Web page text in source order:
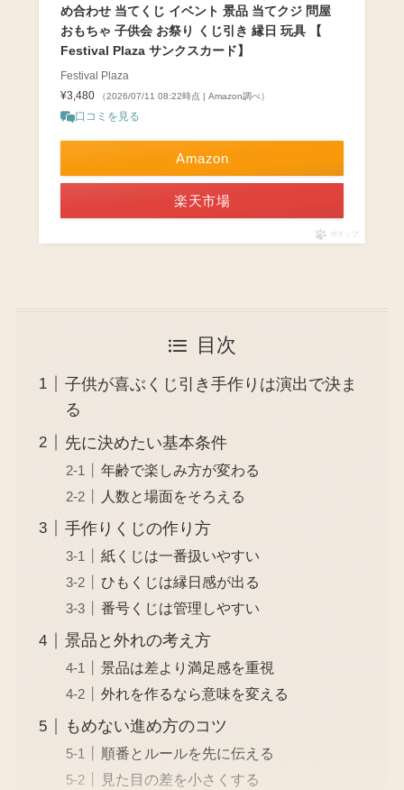
め合わせ 当てくじ イベント 景品 当てクジ 問屋
おもちゃ 子供会 お祭り くじ引き 縁日 玩具 【
Festival Plaza サンクスカード】
Festival Plaza
¥3,480
（2026/07/11 08:22時点 | Amazon調べ）
口コミを見る
Amazon
楽天市場
ポチップ
目次
子供が喜ぶくじ引き手作りは演出で決ま
る
先に決めたい基本条件
年齢で楽しみ方が変わる
人数と場面をそろえる
手作りくじの作り方
紙くじは一番扱いやすい
ひもくじは縁日感が出る
番号くじは管理しやすい
景品と外れの考え方
景品は差より満足感を重視
外れを作るなら意味を変える
もめない進め方のコツ
順番とルールを先に伝える
見た目の差を小さくする